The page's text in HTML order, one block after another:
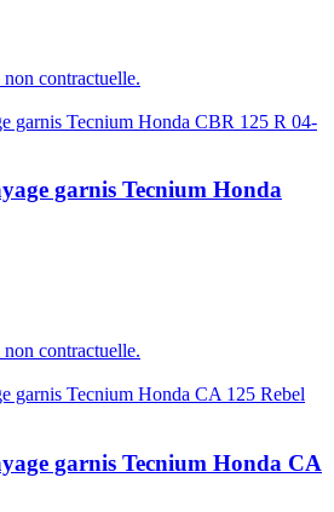
contractuelle.
garnis Tecnium Honda
contractuelle.
garnis Tecnium Honda CA